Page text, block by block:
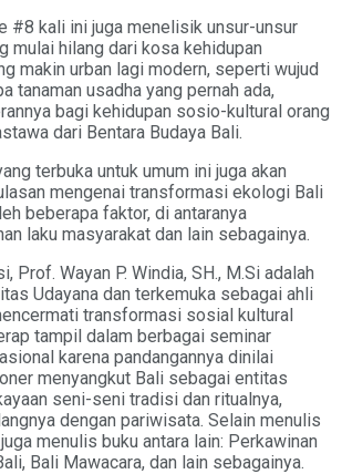
#8 kali ini juga menelisik unsur-unsur
mulai hilang dari kosa kehidupan
makin urban lagi modern, seperti wujud
tanaman usadha yang pernah ada,
bagi kehidupan sosio-kultural orang
dari Bentara Budaya Bali.
terbuka untuk umum ini juga akan
mengenai transformasi ekologi Bali
beberapa faktor, di antaranya
laku masyarakat dan lain sebagainya.
Prof. Wayan P. Windia, SH., M.Si adalah
Udayana dan terkemuka sebagai ahli
transformasi sosial kultural
tampil dalam berbagai seminar
karena pandangannya dinilai
menyangkut Bali sebagai entitas
seni-seni tradisi dan ritualnya,
dengan pariwisata. Selain menulis
menulis buku antara lain: Perkawinan
Bali Mawacara, dan lain sebagainya.